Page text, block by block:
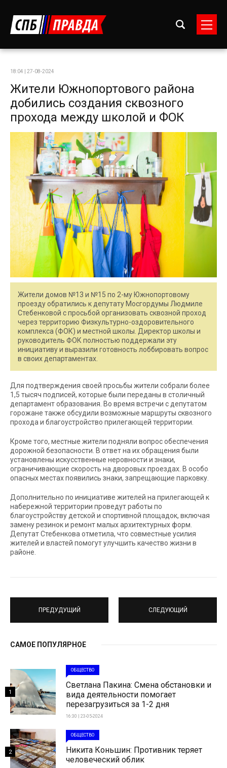
18:04 | 27-08-2024
Жители Южнопортового района
добились создания сквозного
прохода между школой и ФОК
Жители домов №13 и №15 по 2-му Южнопортовому
проезду обратились к депутату Мосгордумы Людмиле
Стебенковой с просьбой организовать сквозной проход
через территорию Физкультурно-оздоровительного
комплекса (ФОК) и местной школы. Директор школы и
руководитель ФОК полностью поддержали эту
инициативу и выразили готовность лоббировать вопрос
в своих департаментах.
Для подтверждения своей просьбы жители собрали более
1,5 тысяч подписей, которые были переданы в столичный
департамент образования. Во время встречи с депутатом
горожане также обсудили возможные маршруты сквозного
прохода и благоустройство прилегающей территории.
Кроме того, местные жители подняли вопрос обеспечения
дорожной безопасности. В ответ на их обращения были
установлены искусственные неровности и знаки,
ограничивающие скорость на дворовых проездах. В особо
опасных местах появились знаки, запрещающие парковку.
Дополнительно по инициативе жителей на прилегающей к
набережной территории проведут работы по
благоустройству детской и спортивной площадок, включая
замену резинок и ремонт малых архитектурных форм.
Депутат Стебенкова отметила, что совместные усилия
жителей и властей помогут улучшить качество жизни в
районе.
ПРЕДУДУЩИЙ СЛЕДУЮЩИЙ
САМОЕ ПОПУЛЯРНОЕ
ОБЩЕСТВО
Светлана Пакина: Смена обстановки и
вида деятельности помогает
перезагрузиться за 1-2 дня
16:30 | 23-05-2024
1
ОБЩЕСТВО
Никита Коньшин: Противник теряет
человеческий облик
2